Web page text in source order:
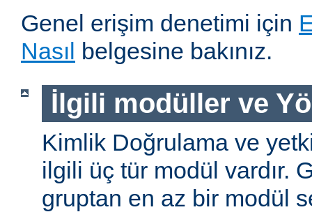
Genel erişim denetimi için
Nasıl belgesine bakınız.
İlgili modüller ve
Kimlik Doğrulama ve
ilgili üç tür modül vardır.
gruptan en az bir modül